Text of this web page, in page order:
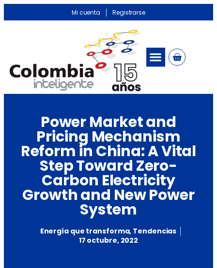
Mi cuenta Registrarse
Power Market and
Pricing Mechanism
Reform in China: A Vital
Step Toward Zero-
Carbon Electricity
Growth and New Power
System
Energía que transforma, Tendencias
17 octubre, 2022